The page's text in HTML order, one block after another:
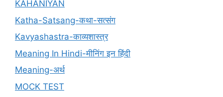
KAHANIYAN
Katha-Satsang-कथा-सत्संग
Kavyashastra-काव्यशास्त्र
Meaning In Hindi-मीनिंग इन हिंदी
Meaning-अर्थ
MOCK TEST